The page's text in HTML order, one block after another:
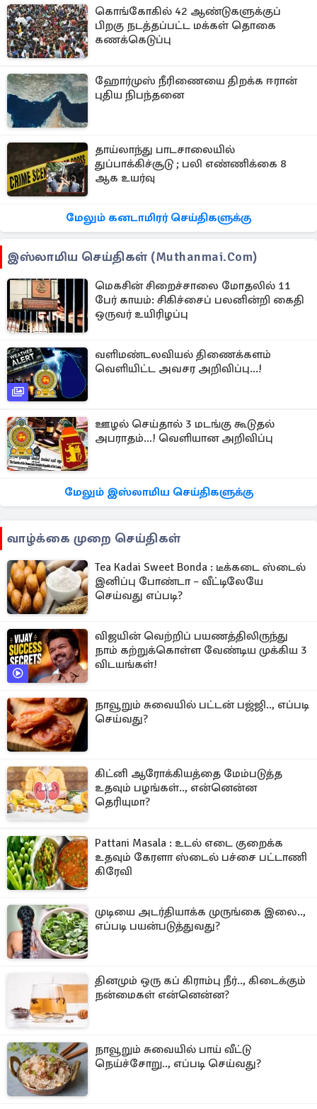
கொங்கோகில் 42 ஆண்டுகளுக்குப்
பிறகு நடத்தப்பட்ட மக்கள் தொகை
கணக்கெடுப்பு
ஹோர்முஸ் நீரிணையை திறக்க ஈரான்
புதிய நிபந்தனை
தாய்லாந்து பாடசாலையில்
துப்பாக்கிச்சூடு ; பலி எண்ணிக்கை 8
ஆக உயர்வு
மேலும் கனடாமிரர் செய்திகளுக்கு
இஸ்லாமிய செய்திகள் (muthanmai.com)
மெகசின் சிறைச்சாலை மோதலில் 11
பேர் காயம்: சிகிச்சைப் பலனின்றி கைதி
ஒருவர் உயிரிழப்பு
வளிமண்டலவியல் திணைக்களம்
வெளியிட்ட அவசர அறிவிப்பு...!
ஊழல் செய்தால் 3 மடங்கு கூடுதல்
அபராதம்...! வெளியான அறிவிப்பு
மேலும் இஸ்லாமிய செய்திகளுக்கு
வாழ்க்கை முறை செய்திகள்
Tea Kadai Sweet Bonda : டீக்கடை ஸ்டைல்
இனிப்பு போண்டா – வீட்டிலேயே
செய்வது எப்படி?
விஜயின் வெற்றிப் பயணத்திலிருந்து
நாம் கற்றுக்கொள்ள வேண்டிய முக்கிய 3
விடயங்கள்!
நாவூறும் சுவையில் பட்டன் பஜ்ஜி.., எப்படி
செய்வது?
கிட்னி ஆரோக்கியத்தை மேம்படுத்த
உதவும் பழங்கள்.., என்னென்ன
தெரியுமா?
Pattani Masala : உடல் எடை குறைக்க
உதவும் கேரளா ஸ்டைல் பச்சை பட்டாணி
கிரேவி
முடியை அடர்தியாக்க முருங்கை இலை..,
எப்படி பயன்படுத்துவது?
தினமும் ஒரு கப் கிராம்பு நீர்.., கிடைக்கும்
நன்மைகள் என்னென்ன?
நாவூறும் சுவையில் பாய் வீட்டு
நெய்ச்சோறு.., எப்படி செய்வது?